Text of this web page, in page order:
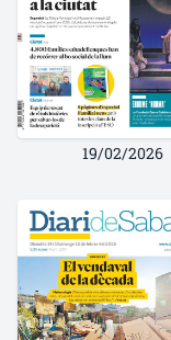
19/02/2026